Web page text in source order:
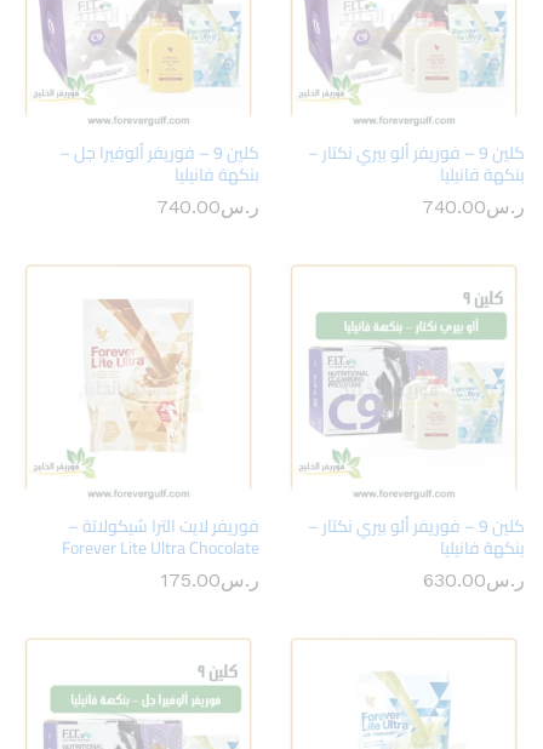
كلين 9 – فوريفر ألو بيري نكتار –
بنكهة فانيليا
ر.س740.00
كلين 9 – فوريفر ألوفيرا جل –
بنكهة فانيليا
ر.س740.00
كلين 9 – فوريفر ألو بيري نكتار –
بنكهة فانيليا
ر.س630.00
فوريفر لايت الترا شيكولاتة –
Forever Lite Ultra Chocolate
ر.س175.00